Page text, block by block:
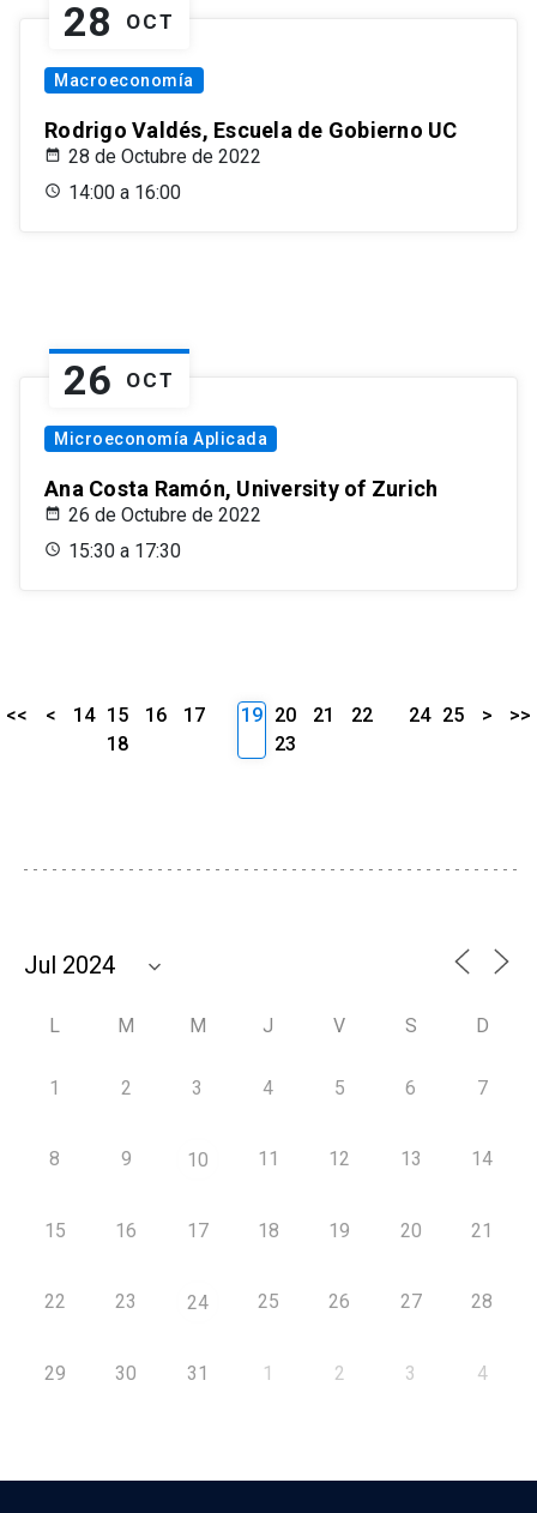
28 OCT
Macroeconomía
Rodrigo Valdés, Escuela de Gobierno UC
28 de Octubre de 2022
14:00 a 16:00
26 OCT
Microeconomía Aplicada
Ana Costa Ramón, University of Zurich
26 de Octubre de 2022
15:30 a 17:30
<< < 14 15 16
17
18
19 20 21
22
23
24 25 > >>
L M M J V S D
1 2 3 4 5 6 7
8 9 10 11 12 13 14
15 16 17 18 19 20 21
22 23 24 25 26 27 28
29 30 31 1 2 3 4